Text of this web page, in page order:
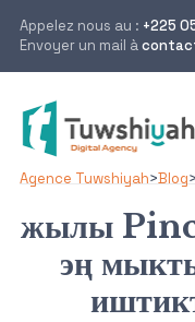
Appelez nous au : +225
Envoyer un mail à
Agence Tuwshiyah>Blog>
жылы
эң